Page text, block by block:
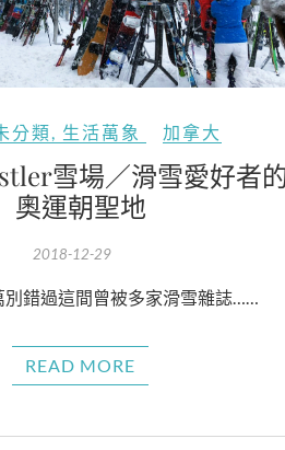
分類, 生活萬象 加拿大
雪場／滑雪愛好者
奧運朝聖地
2018-12-29
別錯過這間曾被多家滑雪雜誌……
READ MORE